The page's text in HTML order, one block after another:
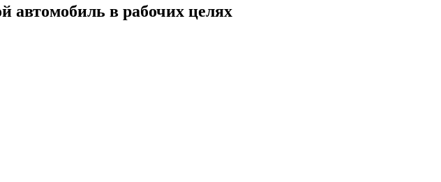
автомобиль в рабочих целях